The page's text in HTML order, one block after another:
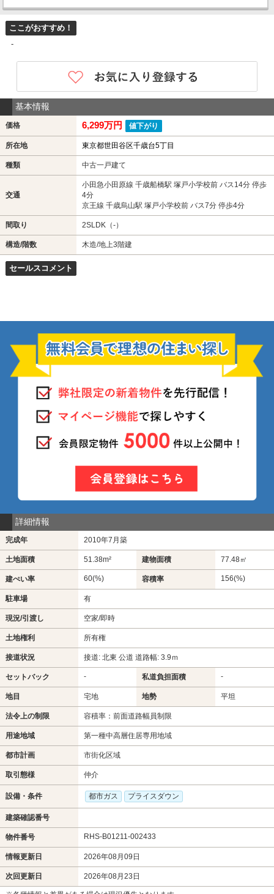
ここがおすすめ！
-
基本情報
価格 6,299万円 値下がり
所在地 東京都世田谷区千歳台5丁目
種類 中古一戸建て
交通
小田急小田原線 千歳船橋駅 塚戸小学校前 バス14分 停歩
4分
京王線 千歳烏山駅 塚戸小学校前 バス7分 停歩4分
間取り 2SLDK（-）
構造/階数 木造/地上3階建
セールスコメント
詳細情報
完成年 2010年7月築
土地面積 51.38m² 建物面積 77.48㎡
建ぺい率 60(%) 容積率 156(%)
駐車場 有
現況/引渡し 空家/即時
土地権利 所有権
接道状況 接道: 北東 公道 道路幅: 3.9ｍ
セットバック - 私道負担面積 -
地目 宅地 地勢 平坦
法令上の制限 容積率：前面道路幅員制限
用途地域 第一種中高層住居専用地域
都市計画 市街化区域
取引態様 仲介
設備・条件 都市ガス プライスダウン
建築確認番号
物件番号 RHS-B01211-002433
情報更新日 2026年08月09日
次回更新日 2026年08月23日